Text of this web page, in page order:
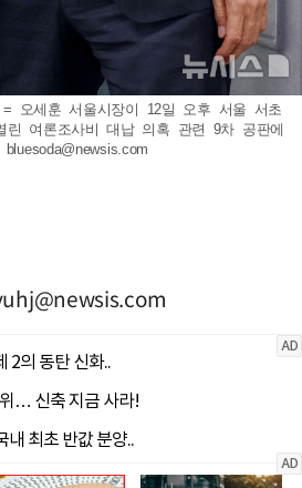
오세훈 서울시장이 12일 오후 서울 서초
린 여론조사비 대납 의혹 관련 9차 공판에
bluesoda@newsis.com